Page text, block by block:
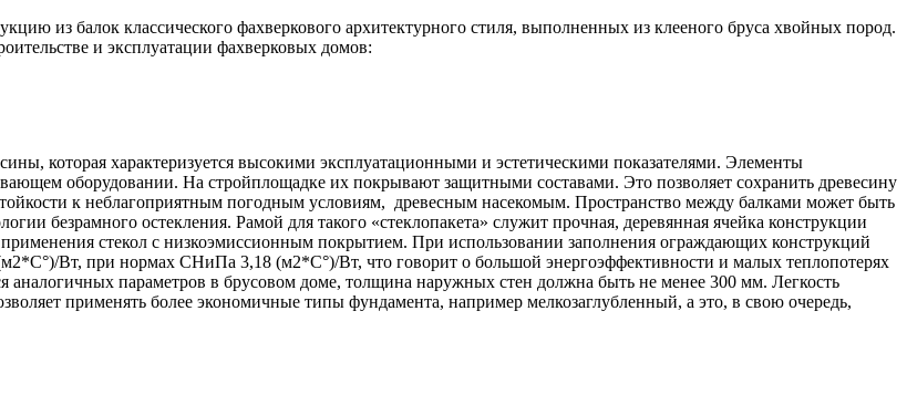
из балок классического фахверкового архитектурного стиля, выполненных из клееного бруса хвойных пород.
и эксплуатации фахверковых домов:
которая характеризуется высокими эксплуатационными и эстетическими показателями. Элементы
оборудовании. На стройплощадке их покрывают защитными составами. Это позволяет сохранить древесину
к неблагоприятным погодным условиям, древесным насекомым. Пространство между балками может быть
безрамного остекления. Рамой для такого «стеклопакета» служит прочная, деревянная ячейка конструкции
стекол с низкоэмиссионным покрытием. При использовании заполнения ограждающих конструкций
Вт, при нормах СНиПа 3,18 (м2*С°)/Вт, что говорит о большой энергоэффективности и малых теплопотерях
аналогичных параметров в брусовом доме, толщина наружных стен должна быть не менее 300 мм. Легкость
применять более экономичные типы фундамента, например мелкозаглубленный, а это, в свою очередь,